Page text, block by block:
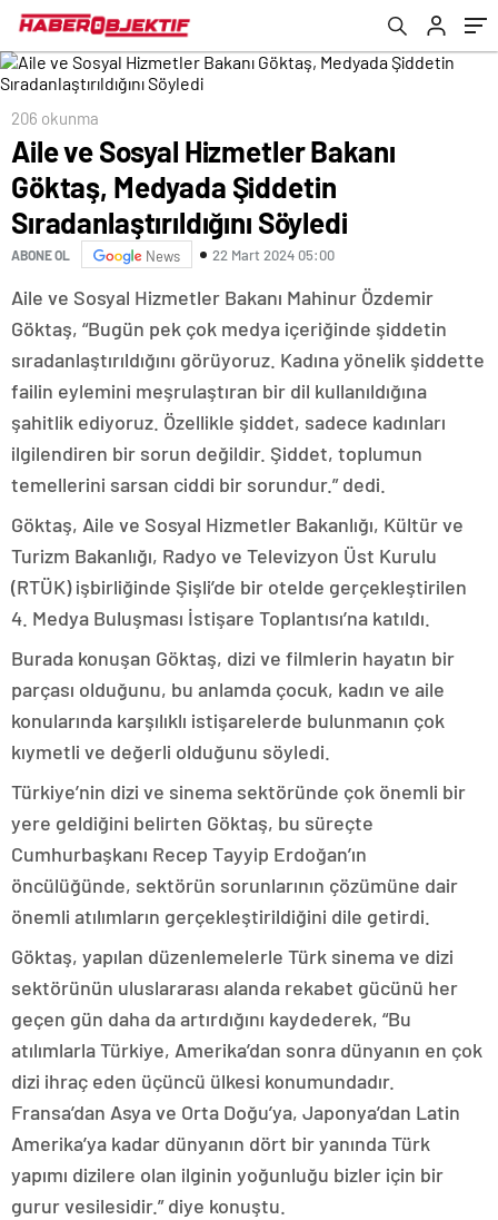
Söyledi
206 okunma
Aile ve Sosyal Hizmetler Bakanı
Göktaş, Medyada Şiddetin
Sıradanlaştırıldığını Söyledi
ABONE OL News 22 Mart 2024 05:00
Aile ve Sosyal Hizmetler Bakanı Mahinur Özdemir
Göktaş, “Bugün pek çok medya içeriğinde şiddetin
sıradanlaştırıldığını görüyoruz. Kadına yönelik şiddette
failin eylemini meşrulaştıran bir dil kullanıldığına
şahitlik ediyoruz. Özellikle şiddet, sadece kadınları
ilgilendiren bir sorun değildir. Şiddet, toplumun
temellerini sarsan ciddi bir sorundur.” dedi.
Göktaş, Aile ve Sosyal Hizmetler Bakanlığı, Kültür ve
Turizm Bakanlığı, Radyo ve Televizyon Üst Kurulu
(RTÜK) işbirliğinde Şişli’de bir otelde gerçekleştirilen
4. Medya Buluşması İstişare Toplantısı’na katıldı.
Burada konuşan Göktaş, dizi ve filmlerin hayatın bir
parçası olduğunu, bu anlamda çocuk, kadın ve aile
konularında karşılıklı istişarelerde bulunmanın çok
kıymetli ve değerli olduğunu söyledi.
Türkiye’nin dizi ve sinema sektöründe çok önemli bir
yere geldiğini belirten Göktaş, bu süreçte
Cumhurbaşkanı Recep Tayyip Erdoğan’ın
öncülüğünde, sektörün sorunlarının çözümüne dair
önemli atılımların gerçekleştirildiğini dile getirdi.
Göktaş, yapılan düzenlemelerle Türk sinema ve dizi
sektörünün uluslararası alanda rekabet gücünü her
geçen gün daha da artırdığını kaydederek, “Bu
atılımlarla Türkiye, Amerika’dan sonra dünyanın en çok
dizi ihraç eden üçüncü ülkesi konumundadır.
Fransa’dan Asya ve Orta Doğu’ya, Japonya’dan Latin
Amerika’ya kadar dünyanın dört bir yanında Türk
yapımı dizilere olan ilginin yoğunluğu bizler için bir
gurur vesilesidir.” diye konuştu.